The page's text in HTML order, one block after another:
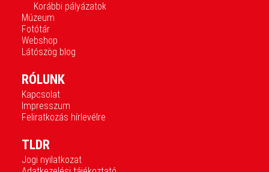
Korábbi pályázatok
Múzeum
Fotótár
Webshop
Látószög blog
RÓLUNK
Kapcsolat
Impresszum
Feliratkozás hírlevélre
TLDR
Jogi nyilatkozat